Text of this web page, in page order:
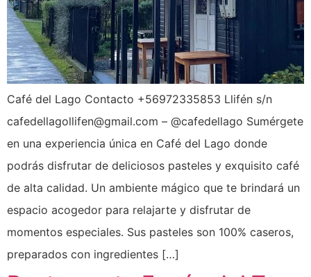
Café del Lago Contacto +56972335853 Llifén s/n
cafedellagollifen@gmail.com – @cafedellago Sumérgete
en una experiencia única en Café del Lago donde
podrás disfrutar de deliciosos pasteles y exquisito café
de alta calidad. Un ambiente mágico que te brindará un
espacio acogedor para relajarte y disfrutar de
momentos especiales. Sus pasteles son 100% caseros,
preparados con ingredientes […]